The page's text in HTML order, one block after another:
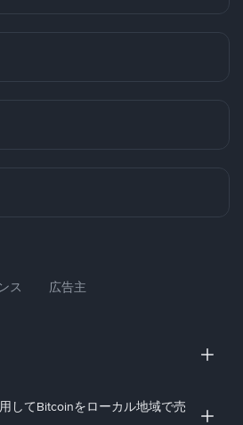
ス 広告主
してBitcoinをローカル地域で売